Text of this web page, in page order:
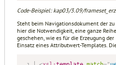
Code-Beispiel: kap03/3.09/
Steht beim Navigationsdokument der
hier die Notwendigkeit, eine ganze
geschehen, wie es für die Erzeugung
Einsatz eines Attribut­wert-Templates.